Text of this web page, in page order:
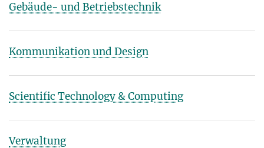
Gebäude- und Betriebstechnik
Kommunikation und Design
Scientific Technology & Computing
Verwaltung